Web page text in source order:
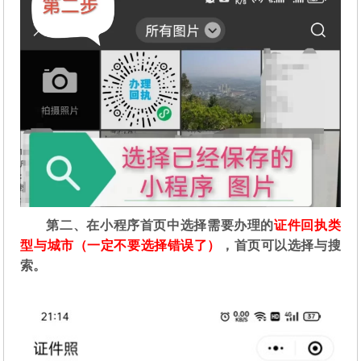
第二、在小程序首页中选择需要办理的证件回执类
型与城市（一定不要选择错误了）
，首页可以选择与搜
索。